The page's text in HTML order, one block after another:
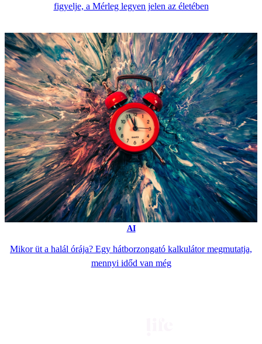
figyelje, a Mérleg legyen jelen az életében
AI
Mikor üt a halál órája? Egy hátborzongató kalkulátor megmutatja,
mennyi időd van még